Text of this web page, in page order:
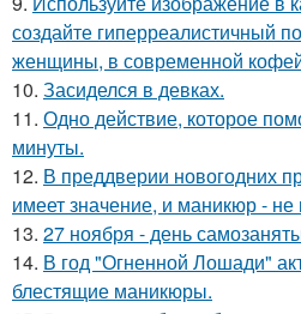
создайте гиперреалистичный
женщины, в современной
10. Засиделся в девках.
11. Одно действие, которое
минуты.
12. В преддверии новогодних
имеет значение, и маникюр - не
13. 27 ноября - день
14. В год "Огненной Лошади"
блестящие маникюры.